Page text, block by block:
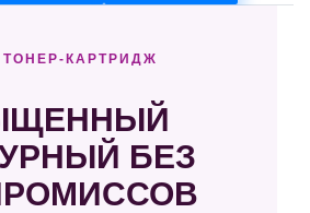
ТОНЕР-КАРТРИДЖ
БЕЗ